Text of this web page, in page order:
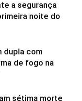
a segurança
noite do
dupla com
de fogo na
sétima morte